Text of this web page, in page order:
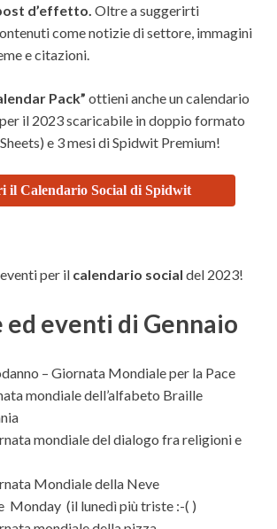
d’effetto. Oltre a suggerirti
come notizie di settore, immagini
e citazioni.
Pack” ottieni anche un calendario
il 2023 scaricabile in doppio formato
e 3 mesi di Spidwit Premium!
il Calendario Social di Spidwit
per il calendario social del 2023!
eventi di Gennaio
– Giornata Mondiale per la Pace
mondiale dell’alfabeto Braille
mondiale del dialogo fra religioni e
Mondiale della Neve
Monday (il lunedì più triste :-( )